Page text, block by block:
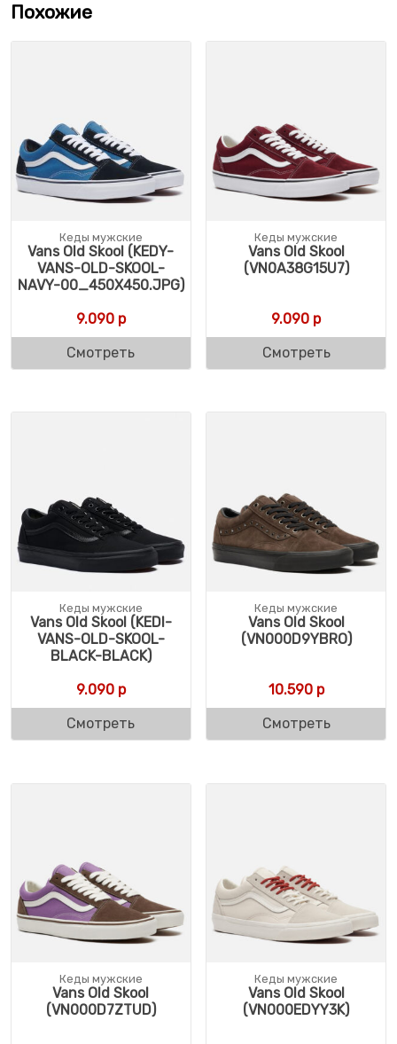
Похожие
Кеды мужские
Vans Old Skool (KEDY-
VANS-OLD-SKOOL-
NAVY-00_450X450.JPG)
9.090р
Смотреть
Кеды мужские
Vans Old Skool
(VN0A38G15U7)
9.090 р
Смотреть
Кеды мужские
Vans Old Skool (KEDI-
VANS-OLD-SKOOL-
BLACK-BLACK)
9.090р
Смотреть
Кеды мужские
Vans Old Skool
(VN000D9YBRO)
10.590р
Смотреть
Кеды мужские
Vans Old Skool
(VN000D7ZTUD)
Кеды мужские
Vans Old Skool
(VN000EDYY3K)